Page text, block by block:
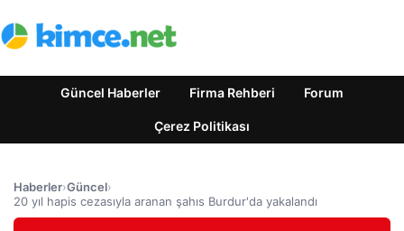
Güncel Haberler Firma Rehberi Forum
Çerez Politikası
Haberler›Güncel›
20 yıl hapis cezasıyla aranan şahıs Burdur'da yakalandı